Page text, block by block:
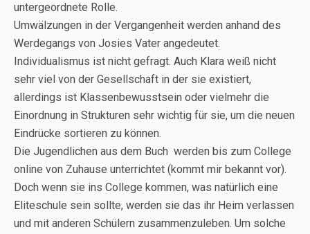
untergeordnete Rolle.
Umwälzungen in der Vergangenheit werden anhand des
Werdegangs von Josies Vater angedeutet.
Individualismus ist nicht gefragt. Auch Klara weiß nicht
sehr viel von der Gesellschaft in der sie existiert,
allerdings ist Klassenbewusstsein oder vielmehr die
Einordnung in Strukturen sehr wichtig für sie, um die neuen
Eindrücke sortieren zu können.
Die Jugendlichen aus dem Buch werden bis zum College
online von Zuhause unterrichtet (kommt mir bekannt vor).
Doch wenn sie ins College kommen, was natürlich eine
Eliteschule sein sollte, werden sie das ihr Heim verlassen
und mit anderen Schülern zusammenzuleben. Um solche